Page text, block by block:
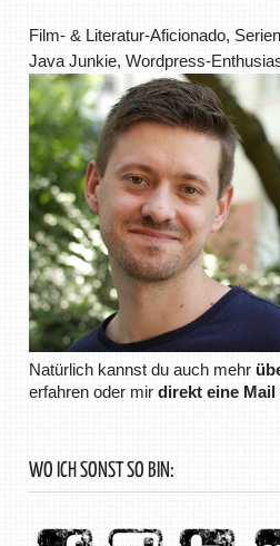
Film- & Literatur-Aficionado,
Java Junkie, Wordpress-
Natürlich kannst du auch mehr
erfahren oder mirdirekt eine Mail
WO ICH SONST SO BIN: